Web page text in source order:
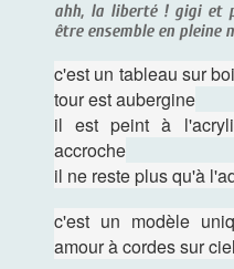
ahh, la liberté ! gigi et
être ensemble en pleine
c'est un tableau sur
tour est aubergine
il est peint à
accroche
il ne reste plus qu'à
c'est un modèle
amour à cordes sur